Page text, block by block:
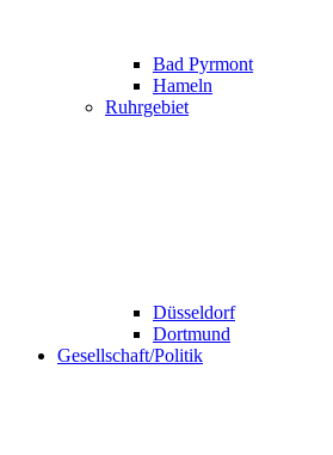
Bad Pyrmont
Hameln
Ruhrgebiet
Düsseldorf
Dortmund
Gesellschaft/Politik